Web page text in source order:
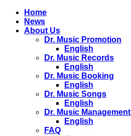
Home
News
About Us
Dr. Music Promotion
English
Dr. Music Records
English
Dr. Music Booking
English
Dr. Music Songs
English
Dr. Music Management
English
FAQ